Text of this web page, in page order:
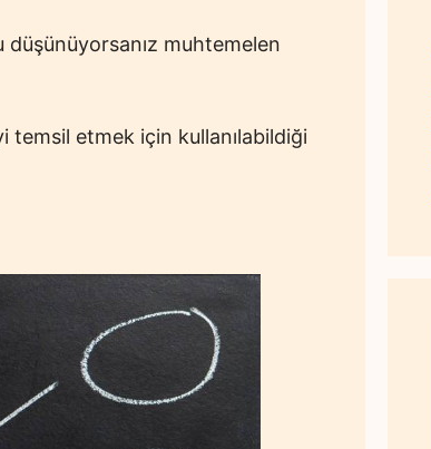
düşünüyorsanız muhtemelen
temsil etmek için kullanılabildiği